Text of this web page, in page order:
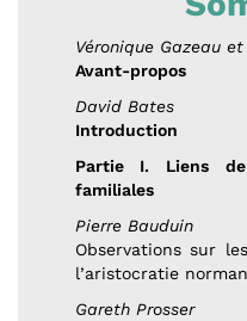
Véronique Gazeau
Avant-propos
David Bates
Introduction
Partie I. Liens
familiales
Pierre Bauduin
Observations sur
l’aristocratie
Gareth Prosser